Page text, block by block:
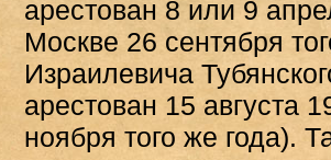
арестован 8 или 9
Москве 26 сентября
Израилевича
арестован 15 августа
ноября того же года).